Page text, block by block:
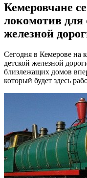
Кемеровчане
локомотив для
железной
Сегодня в Кемерове на
детской железной
близлежащих домов
который будет здесь